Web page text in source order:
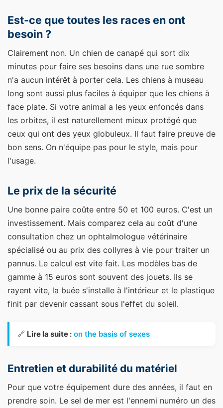
Est-ce que toutes les races en ont
besoin ?
Clairement non. Un chien de canapé qui sort dix
minutes pour faire ses besoins dans une rue sombre
n'a aucun intérêt à porter cela. Les chiens à museau
long sont aussi plus faciles à équiper que les chiens à
face plate. Si votre animal a les yeux enfoncés dans
les orbites, il est naturellement mieux protégé que
ceux qui ont des yeux globuleux. Il faut faire preuve de
bon sens. On n'équipe pas pour le style, mais pour
l'usage.
Le prix de la sécurité
Une bonne paire coûte entre 50 et 100 euros. C'est un
investissement. Mais comparez cela au coût d'une
consultation chez un ophtalmologue vétérinaire
spécialisé ou au prix des collyres à vie pour traiter un
pannus. Le calcul est vite fait. Les modèles bas de
gamme à 15 euros sont souvent des jouets. Ils se
rayent vite, la buée s'installe à l'intérieur et le plastique
finit par devenir cassant sous l'effet du soleil.
🔗 Lire la suite : on the basis of sexes
Entretien et durabilité du matériel
Pour que votre équipement dure des années, il faut en
prendre soin. Le sel de mer est l'ennemi numéro un des